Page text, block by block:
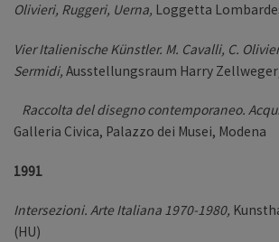
Olivieri, Ruggeri, Uerna, Loggetta
Vier Italienische Künstler. M. Cavalli, C.
Sermidi, Ausstellungsraum Harry Zellweger
Raccolta del disegno contemporaneo.
Galleria Civica, Palazzo dei Musei, Modena
1991
Intersezioni. Arte Italiana 1970-1980,
(HU)